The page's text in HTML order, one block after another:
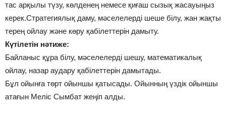
тас арқылы түзу, көлденең немесе қиғаш сызық жасауыңыз
керек.Стратегиялық даму, мәселелерді шеше білу, жан жақты
терең ойлау және көру қабілеттерін дамыту.
Күтілетін нәтиже:
Байланыс құра білу, мәселелерді шешу, математикалық
ойлау, назар аудару қабілеттерін дамытады.
Бұл ойынға төрт ойыншы қатысады. Ойынның үздік ойыншы
атағын Меліс Сымбат жеңіп алды.